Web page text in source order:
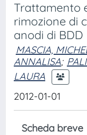
Trattamento
rimozione di
anodi di BDD
MASCIA,
ANNALISA;
LAURA
2012-01-01
Scheda breve